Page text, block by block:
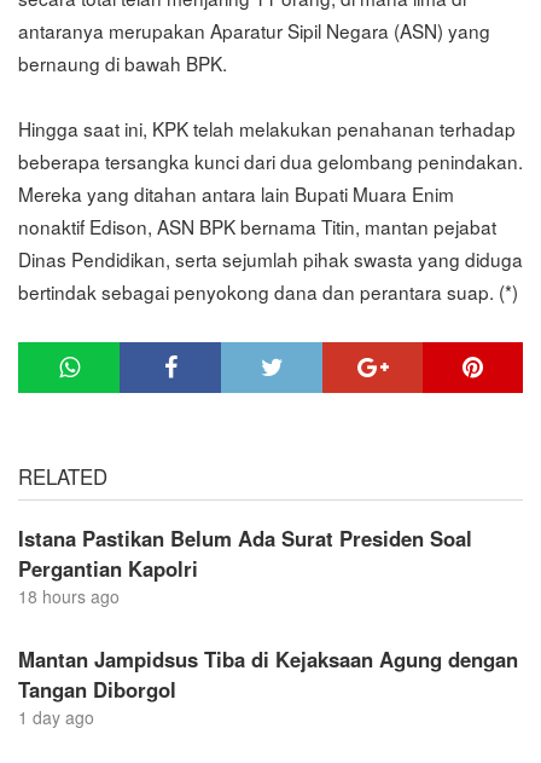
antaranya merupakan Aparatur Sipil Negara (ASN) yang
bernaung di bawah BPK.
Hingga saat ini, KPK telah melakukan penahanan terhadap
beberapa tersangka kunci dari dua gelombang penindakan.
Mereka yang ditahan antara lain Bupati Muara Enim
nonaktif Edison, ASN BPK bernama Titin, mantan pejabat
Dinas Pendidikan, serta sejumlah pihak swasta yang diduga
bertindak sebagai penyokong dana dan perantara suap. (*)
RELATED
Istana Pastikan Belum Ada Surat Presiden Soal
Pergantian Kapolri
18 hours ago
Mantan Jampidsus Tiba di Kejaksaan Agung dengan
Tangan Diborgol
1 day ago